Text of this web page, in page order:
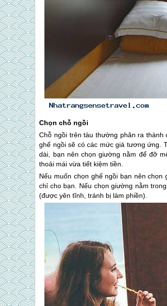
Chọn chỗ ngồi
Chỗ ngồi trên tàu thường phân ra
ghế ngồi sẽ có các mức giá tương ứng.
dài, bạn nên chọn giường nằm để đỡ
thoải mái vừa tiết kiệm tiền.
Nếu muốn chọn ghế ngồi bạn nên
chỉ cho bạn. Nếu chọn giường nằm
(được yên tĩnh, tránh bị làm phiền).